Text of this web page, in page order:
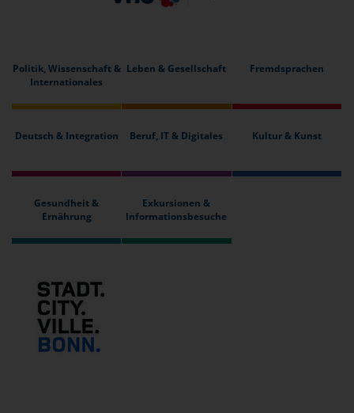
Politik, Wissenschaft &
Internationales
Leben & Gesellschaft Fremdsprachen
Deutsch & Integration Beruf, IT & Digitales Kultur & Kunst
Gesundheit &
Ernährung
Exkursionen &
Informationsbesuche